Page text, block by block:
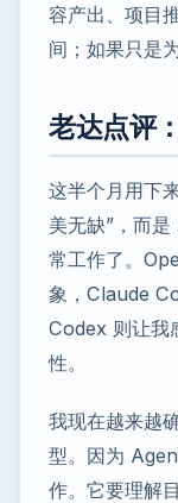
容产出、项目
间；如果只是
老达点评
这半个月用下
美无缺”，而
常工作了。
象，Claude
Codex 则让我
性。
我现在越来越
型。因为
作。它要理解